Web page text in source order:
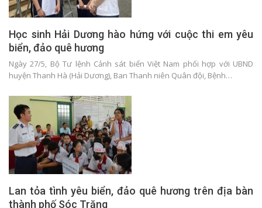
Học sinh Hải Dương hào hứng với cuộc thi em yêu
biển, đảo quê hương
Ngày 27/5, Bộ Tư lệnh Cảnh sát biển Việt Nam phối hợp với UBND
huyện Thanh Hà (Hải Dương), Ban Thanh niên Quân đội, Bệnh…
Lan tỏa tình yêu biển, đảo quê hương trên địa bàn
thành phố Sóc Trăng